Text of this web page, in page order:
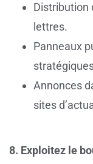
Distribution
lettres.
Panneaux
Annonces
sites
8. Exploitez le